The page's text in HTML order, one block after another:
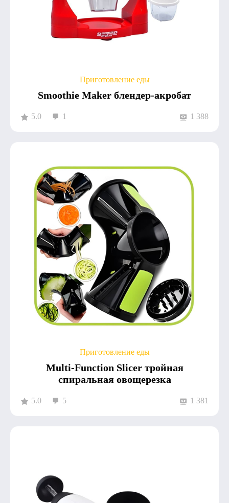
Приготовление еды
Smoothie Maker блендер-акробат
5.0 1 1 388
Приготовление еды
Multi-Function Slicer тройная
спиральная овощерезка
5.0 5 1 381